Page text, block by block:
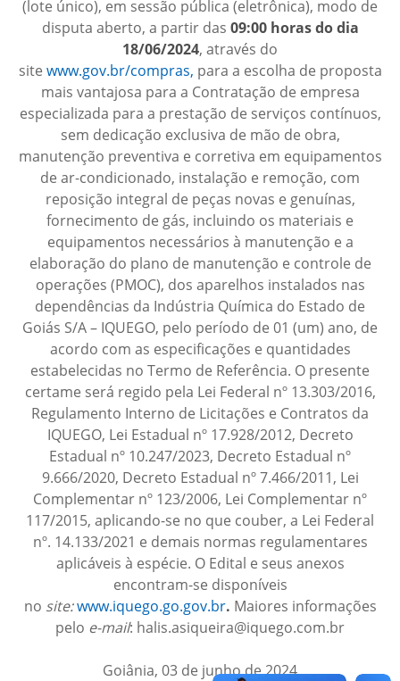
(lote único), em sessão pública (eletrônica), modo de
disputa aberto, a partir das 09:00 horas do dia
18/06/2024, através do
site www.gov.br/compras, para a escolha de proposta
mais vantajosa para a Contratação de empresa
especializada para a prestação de serviços contínuos,
sem dedicação exclusiva de mão de obra,
manutenção preventiva e corretiva em equipamentos
de ar-condicionado, instalação e remoção, com
reposição integral de peças novas e genuínas,
fornecimento de gás, incluindo os materiais e
equipamentos necessários à manutenção e a
elaboração do plano de manutenção e controle de
operações (PMOC), dos aparelhos instalados nas
dependências da Indústria Química do Estado de
Goiás S/A – IQUEGO, pelo período de 01 (um) ano, de
acordo com as especificações e quantidades
estabelecidas no Termo de Referência. O presente
certame será regido pela Lei Federal nº 13.303/2016,
Regulamento Interno de Licitações e Contratos da
IQUEGO, Lei Estadual nº 17.928/2012, Decreto
Estadual nº 10.247/2023, Decreto Estadual nº
9.666/2020, Decreto Estadual nº 7.466/2011, Lei
Complementar nº 123/2006, Lei Complementar nº
117/2015, aplicando-se no que couber, a Lei Federal
nº. 14.133/2021 e demais normas regulamentares
aplicáveis à espécie. O Edital e seus anexos
encontram-se disponíveis
no site:www.iquego.go.gov.br. Maiores informações
pelo e-mail: halis.asiqueira@iquego.com.br
Goiânia, 03 de junho de 2024